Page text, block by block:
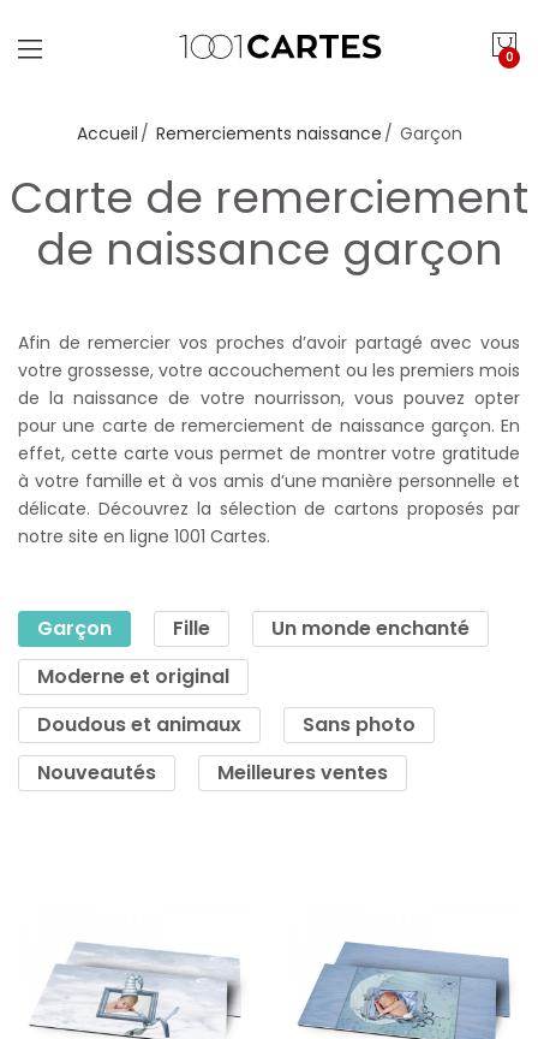
0
Accueil Remerciements naissance Garçon
Carte de remerciement
de naissance garçon
Afin de remercier vos proches d’avoir partagé avec vous
votre grossesse, votre accouchement ou les premiers mois
de la naissance de votre nourrisson, vous pouvez opter
pour une carte de remerciement de naissance garçon. En
effet, cette carte vous permet de montrer votre gratitude
à votre famille et à vos amis d’une manière personnelle et
délicate. Découvrez la sélection de cartons proposés par
notre site en ligne 1001 Cartes.
Garçon Fille
Un monde enchanté
Moderne et original
Doudous et animaux
Sans photo
Nouveautés
Meilleures ventes